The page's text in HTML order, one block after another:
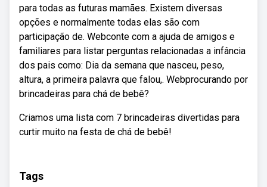
para todas as futuras mamães. Existem diversas
opções e normalmente todas elas são com
participação de. Webconte com a ajuda de amigos e
familiares para listar perguntas relacionadas a infância
dos pais como: Dia da semana que nasceu, peso,
altura, a primeira palavra que falou,. Webprocurando por
brincadeiras para chá de bebê?
Criamos uma lista com 7 brincadeiras divertidas para
curtir muito na festa de chá de bebê!
Tags